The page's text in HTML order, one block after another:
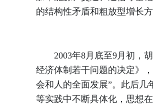
的结构性矛盾和粗放型增长
2003年8月底至9月初，胡
经济体制若干问题的决定》
会和人的全面发展”。此后
等实践中不断具体化，思想